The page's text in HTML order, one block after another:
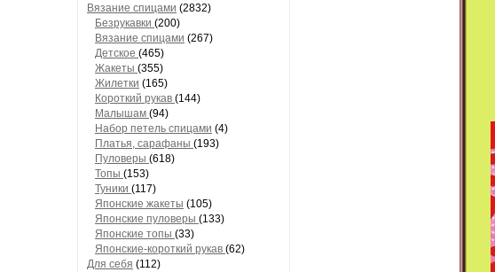
Вязание спицами (2832)
Безрукавки (200)
Вязание спицами (267)
Детское (465)
Жакеты (355)
Жилетки (165)
Короткий рукав (144)
Малышам (94)
Набор петель спицами (4)
Платья, сарафаны (193)
Пуловеры (618)
Топы (153)
Туники (117)
Японские жакеты (105)
Японские пуловеры (133)
Японские топы (33)
Японские-короткий рукав (62)
Для себя (112)